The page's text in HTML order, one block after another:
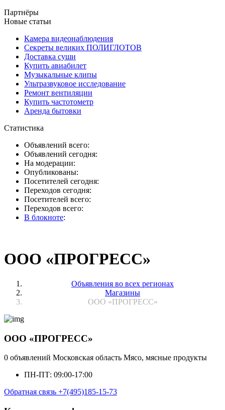
Партнёры
Новые статьи
Камера видеонаблюдения
Секреты великих ПОЛИГЛОТОВ
Доставка суши
Купить авиабилет
Музыкальные клипы
Ультразвуковое исследование
Ремонт вентиляции
Купить частотометр
Аренда бытовки
Статистика
Объявлений всего:
Объявлений сегодня:
На модерации:
Опубликованы:
Посетителей сегодня:
Переходов сегодня:
Посетителей всего:
Переходов всего:
В блокноте:
ООО «ПРОГРЕСС»
Объявления во всех регионах
Магазины
ООО «ПРОГРЕСС»
ООО «ПРОГРЕСС»
0 объявлений Московская область Мясо, мясные продукты
ПН-ПТ: 09:00-17:00
Обратная связь +7(495)185-15-73